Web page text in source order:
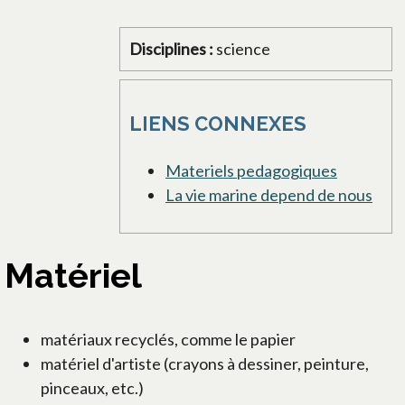
Disciplines : science
LIENS CONNEXES
Materiels pedagogiques
La vie marine depend de nous
Matériel
matériaux recyclés, comme le papier
matériel d'artiste (crayons à dessiner, peinture,
pinceaux, etc.)